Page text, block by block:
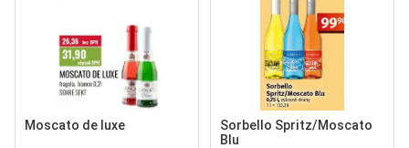
Moscato de luxe
Sorbello Spritz/Moscato
Blu